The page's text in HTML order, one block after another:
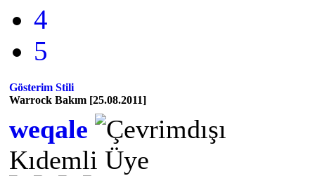
4
5
Gösterim Stili
Warrock Bakım [25.08.2011]
weqale
Kıdemli Üye